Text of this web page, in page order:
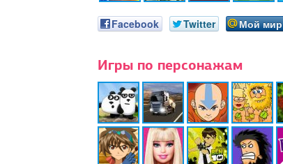
Facebook Twitter Мой мир
Игры по персонажам